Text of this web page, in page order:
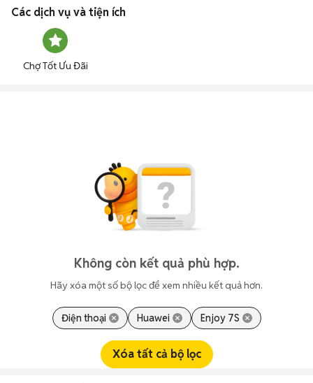
Các dịch vụ và tiện ích
Chợ Tốt Ưu Đãi
Không còn kết quả phù hợp.
Hãy xóa một số bộ lọc để xem nhiều kết quả hơn.
Điện thoại Huawei Enjoy 7S
Xóa tất cả bộ lọc